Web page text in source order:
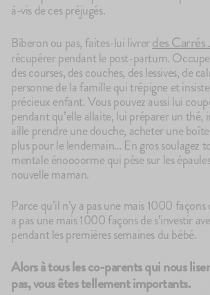
à-vis de ces préjugés.
Biberon ou pas, faites-lui livrerdes
récupérer pendant le post-partum.
des courses, des couches, des lessives, de
personne de la famille qui trépigne et
précieux enfant. Vous pouvez aussi lui
pendant qu’elle allaite, lui préparer un thé,
aille prendre une douche, acheter une boîte
plus pour le lendemain… En gros soulagez
mentale énoooorme qui pèse sur les
nouvelle maman.
Parce qu’il n’y a pas une mais 1000 façons
a pas une mais 1000 façons de s’investir
pendant les premières semaines du bébé.
Alors à tous les co-parents qui nous
pas, vous êtes tellement importants.